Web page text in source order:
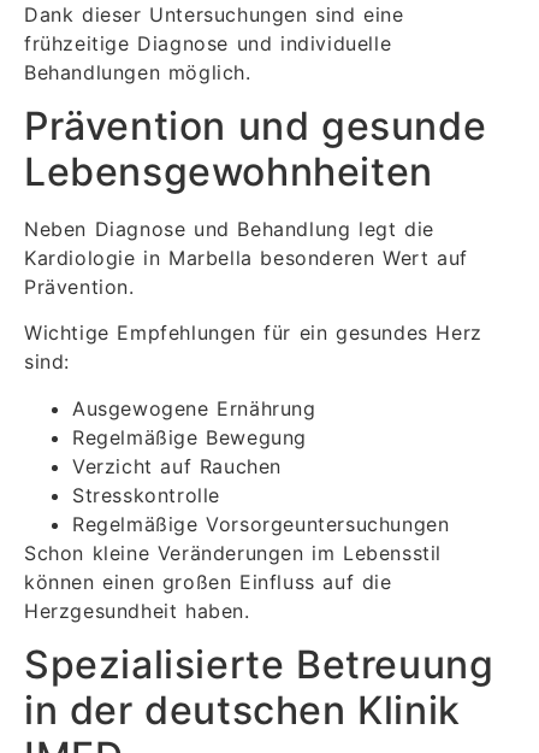
Dank dieser Untersuchungen sind eine
frühzeitige Diagnose und individuelle
Behandlungen möglich.
Prävention und gesunde
Lebensgewohnheiten
Neben Diagnose und Behandlung legt die
Kardiologie in Marbella besonderen Wert auf
Prävention.
Wichtige Empfehlungen für ein gesundes Herz
sind:
Ausgewogene Ernährung
Regelmäßige Bewegung
Verzicht auf Rauchen
Stresskontrolle
Regelmäßige Vorsorgeuntersuchungen
Schon kleine Veränderungen im Lebensstil
können einen großen Einfluss auf die
Herzgesundheit haben.
Spezialisierte Betreuung
in der deutschen Klinik